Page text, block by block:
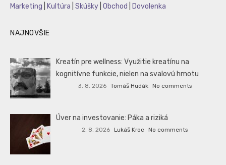
Marketing
Kultúra Skúšky Obchod Dovolenka
NAJNOVŠIE
Kreatín pre wellness: Využitie kreatínu na
kognitívne funkcie, nielen na svalovú hmotu
3. 8. 2026 Tomáš Hudák No comments
Úver na investovanie: Páka a riziká
2. 8. 2026 Lukáš Kroc No comments